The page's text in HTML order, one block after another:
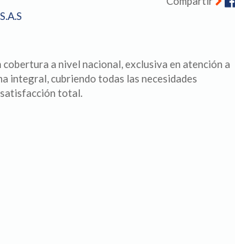
a nivel nacional, exclusiva en atención a
integral, cubriendo todas las necesidades
total.